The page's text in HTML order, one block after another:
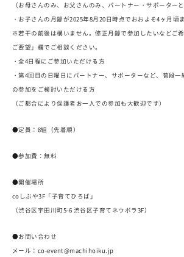
（お母さんのみ、お父さんのみ、パートナー・サポーター
・お子さんの月齢が2025年8月20日時点でおおよそ4ヶ月頃
※若干の前後は構いません。修正月齢で参加したいなどご
ご要望」欄でご相談ください。
・全4日程にご参加いただける方
・第4回目の日曜日にパートナー、サポーターなど、普段
の参加をご検討いただける方
（ご都合により保護者お一人での参加も大歓迎です）
●定員：8組（先着順）
●参加費：無料
●開催場所
coしぶや3F「子育てひろば」
（渋谷区宇田川町5-6 渋谷区子育てネウボラ3F）
●お問い合わせ
メール：co-event@machihoiku.jp